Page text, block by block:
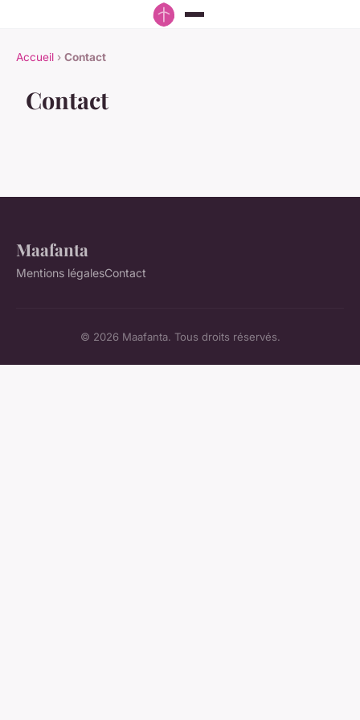
Accueil › Contact
Contact
Maafanta
Mentions légalesContact
© 2026 Maafanta. Tous droits réservés.